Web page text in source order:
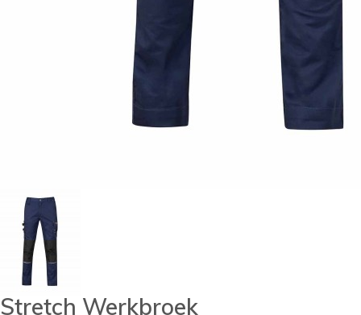
Stretch Werkbroek